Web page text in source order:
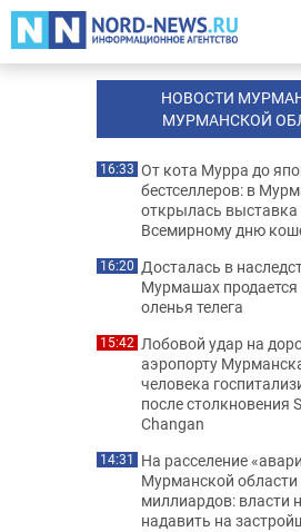
НОВОСТИ
МУРМАНСКОЙ
16:33 От кота Мурра до
бестселлеров: в
открылась выставка
Всемирному дню
16:20 Досталась в
Мурмашах продается
оленья телега
15:42 Лобовой удар на
аэропорту
человека
после столкновения
Changan
14:31 На расселение
Мурманской
миллиардов: власти
надавить на